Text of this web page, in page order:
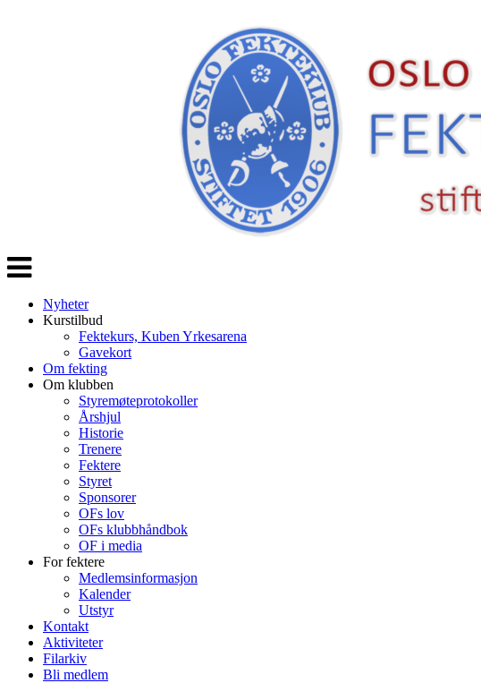
Veksle
navigasjon
Nyheter
Kurstilbud
Fektekurs, Kuben Yrkesarena
Gavekort
Om fekting
Om klubben
Styremøteprotokoller
Årshjul
Historie
Trenere
Fektere
Styret
Sponsorer
OFs lov
OFs klubbhåndbok
OF i media
For fektere
Medlemsinformasjon
Kalender
Utstyr
Kontakt
Aktiviteter
Filarkiv
Bli medlem